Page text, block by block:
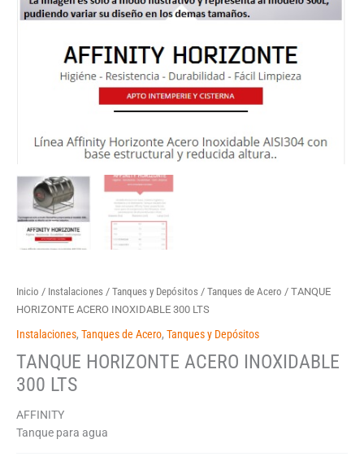
Inicio / Instalaciones / Tanques y Depósitos / Tanques de Acero / TANQUE
HORIZONTE ACERO INOXIDABLE 300 LTS
Instalaciones, Tanques de Acero, Tanques y Depósitos
TANQUE HORIZONTE ACERO INOXIDABLE
300 LTS
AFFINITY
Tanque para agua